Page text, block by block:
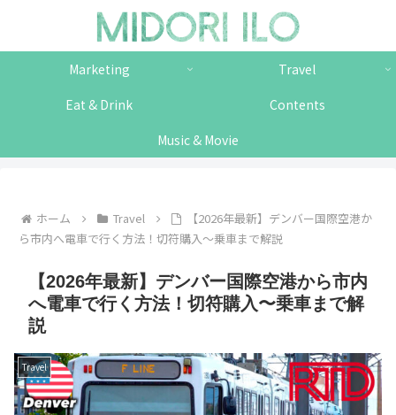
Marketing
Travel
Eat & Drink
Contents
Music & Movie
ホーム Travel
【2026年最新】デンバー国際空港か
ら市内へ電車で行く方法！切符購入〜乗車まで解説
【2026年最新】デンバー国際空港から市内
へ電車で行く方法！切符購入〜乗車まで解
説
Travel